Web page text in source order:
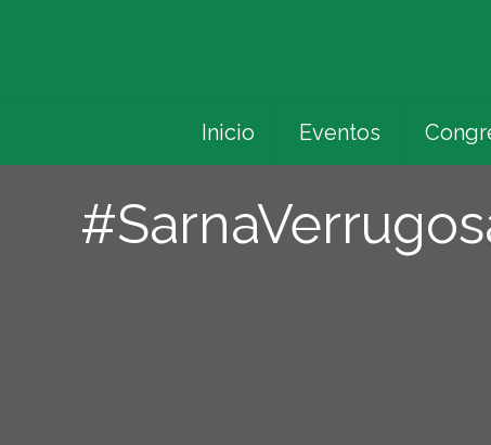
Inicio Eventos